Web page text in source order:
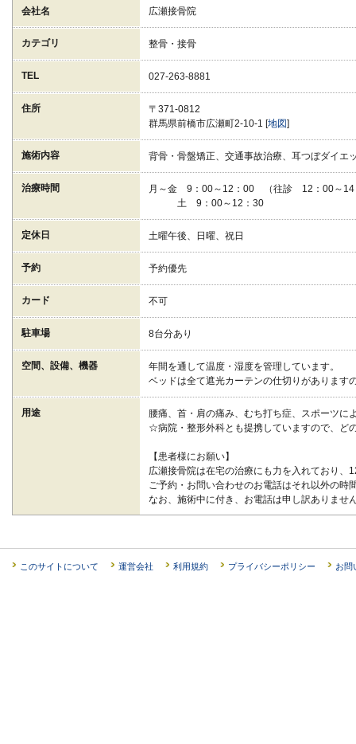
会社名 広瀬接骨院
カテゴリ 整骨・接骨
TEL 027-263-8881
住所
〒371-0812
群馬県前橋市広瀬町2-10-1 [地図]
施術内容 背骨・骨盤矯正、交通事故治療、耳つぼダイエ
治療時間
月～金 9：00～12：00 （往診 12：00～
土 9：00～12：30
定休日 土曜午後、日曜、祝日
予約 予約優先
カード 不可
駐車場 8台分あり
空間、設備、機器
年間を通して温度・湿度を管理しています。
ベッドは全て遮光カーテンの仕切りがあります
用途
腰痛、首・肩の痛み、むち打ち症、スポーツに
☆病院・整形外科とも提携していますので、ど
【患者様にお願い】
広瀬接骨院は在宅の治療にも力を入れており
ご予約・お問い合わせのお電話はそれ以外の時
なお、施術中に付き、お電話は申し訳ありませ
このサイトについて 運営会社 利用規約 プライバシーポリシー お問